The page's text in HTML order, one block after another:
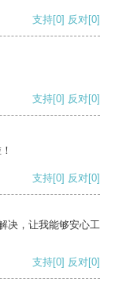
支持[0] 反对[0]
支持[0] 反对[0]
支持[0] 反对[0]
决，让我能够安心工
支持[0] 反对[0]